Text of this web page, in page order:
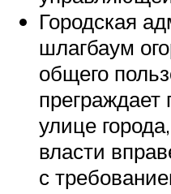
Городская
шлагбаум
общего
улице
власти
с